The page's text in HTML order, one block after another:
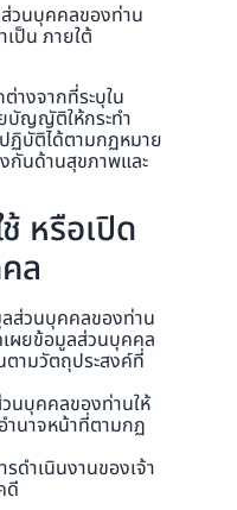
ส่วนบุคคลของท่าน
เป็น ภายใต้
างจากที่ระบุใน
บัญญัติให้กระทำ
ฏิบัติได้ตามกฏหมาย
กันด้านสุขภาพและ
หรือเปิด
ล
ลส่วนบุคคลของท่าน
เผยข้อมูลส่วนบุคคล
ามวัตถุประสงค์ที่
นบุคคลของท่านให้
ำนาจหน้าที่ตามกฏ
ดำเนินงานของเจ้า
ดี